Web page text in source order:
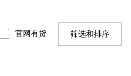
官网有货 筛选和排序